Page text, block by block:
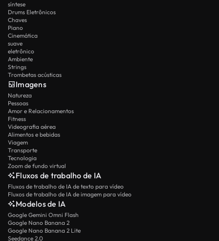
síntese
Drums Eletrônicos
Chaves
Piano
Cinemática
suave
eletrônico
Ambiente
Strings
Trombetas acústicas
Imagens
Natureza
Pessoas
Amor e Relacionamentos
Fitness
Videografia aérea
Alimentos e bebidas
Viagem
Transporte
Tecnologia
Zoom de fundo virtual
Fluxos de trabalho de IA
Fluxos de trabalho de IA de texto para vídeo
Fluxos de trabalho de IA de imagem para vídeo
Modelos de IA
Google Gemini Omni Flash
Google Nano Banana 2
Google Nano Banana 2 Lite
Seedance 2.0